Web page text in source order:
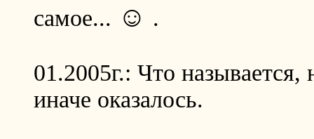
самое... ☺ .
01.2005г.: Что называется,
иначе оказалось.